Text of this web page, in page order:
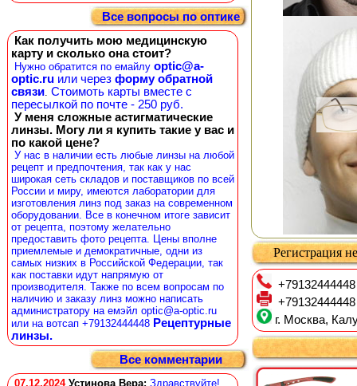
Все вопросы по оптике
Как получить мою медицинскую
карту и сколько она стоит?
Нужно обратится по емайлу optic@a-
optic.ru или через форму обратной
связи. Стоимоть карты вместе с
пересылкой по почте - 250 руб.
У меня сложные астигматические
линзы. Могу ли я купить такие у вас и
по какой цене?
У нас в наличии есть любые линзы на любой
рецепт и предпочтения, так как у нас
широкая сеть складов и поставщиков по всей
России и миру, имеются лаборатории для
изготовления линз под заказ на современном
оборудовании. Все в конечном итоге зависит
от рецепта, поэтому желательно
предоставить фото рецепта. Цены вполне
приемлемые и демократичные, одни из
самых низких в Российской Федерации, так
как поставки идут напрямую от
производителя. Также по всем вопросам по
наличию и заказу линз можно написать
администратору на емэйл optic@a-optic.ru
или на вотсап +79132444448 Рецептурные
линзы.
Все комментарии
07.12.2024 Устинова Вера: Здравствуйте!
Регистрация
+79132444448
+79132444448
г. Москва,